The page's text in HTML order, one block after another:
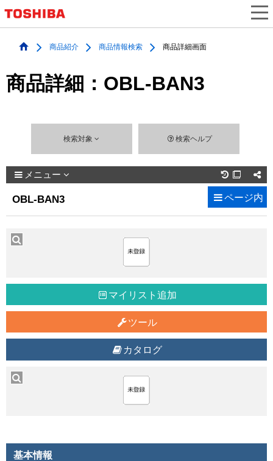
商品紹介 商品情報検索 商品詳細画面
商品詳細：OBL-BAN3
検索対象 検索ヘルプ
メニュー 
OBL-BAN3 ページ内
マイリスト追加
ツール
カタログ
基本情報